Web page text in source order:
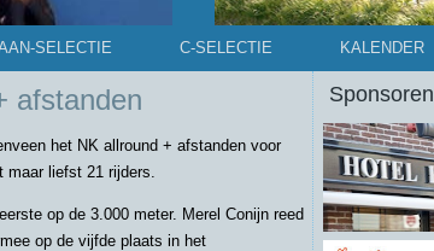
SELECTIE C-SELECTIE KALENDER
afstanden
het NK allround + afstanden voor
maar liefst 21 rijders.
op de 3.000 meter. Merel Conijn reed
op de vijfde plaats in het
Sponsoren